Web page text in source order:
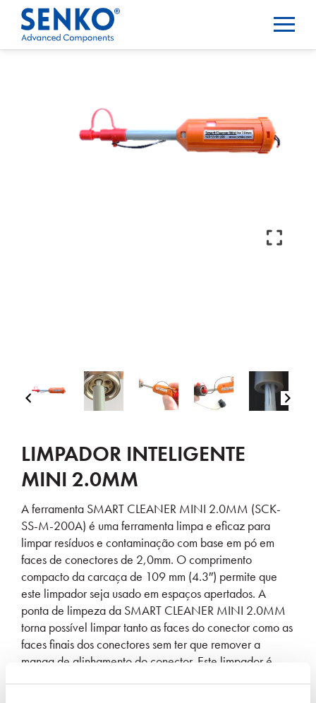
LIMPADOR INTELIGENTE
MINI 2.0MM
A ferramenta SMART CLEANER MINI 2.0MM (SCK-
SS-M-200A) é uma ferramenta limpa e eficaz para
limpar resíduos e contaminação com base em pó em
faces de conectores de 2,0mm. O comprimento
compacto da carcaça de 109 mm (4.3″) permite que
este limpador seja usado em espaços apertados. A
ponta de limpeza da SMART CLEANER MINI 2.0MM
torna possível limpar tanto as faces do conector como as
faces finais dos conectores sem ter que remover a
manga de alinhamento do conector. Este limpador é